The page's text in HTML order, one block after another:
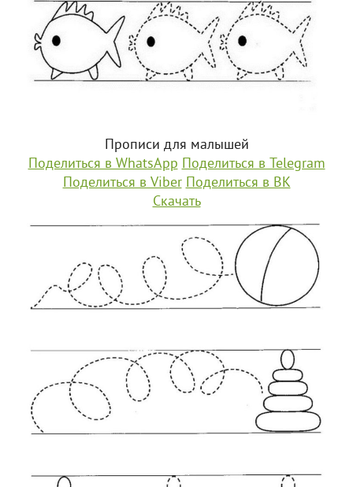
Прописи для малышей
Поделиться в WhatsApp Поделиться в Telegram
Поделиться в Viber Поделиться в ВК
Скачать